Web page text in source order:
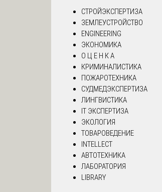
СТРОЙЭКСПЕРТИЗА
ЗЕМЛЕУСТРОЙСТВО
ENGINEERING
ЭКОНОМИКА
О Ц Е Н К А
КРИМИНАЛИСТИКА
ПОЖАРОТЕХНИКА
СУДМЕДЭКСПЕРТИЗА
ЛИНГВИСТИКА
IT ЭКСПЕРТИЗА
ЭКОЛОГИЯ
ТОВАРОВЕДЕНИЕ
INTELLECT
АВТОТЕХНИКА
ЛАБОРАТОРИЯ
LIBRARY